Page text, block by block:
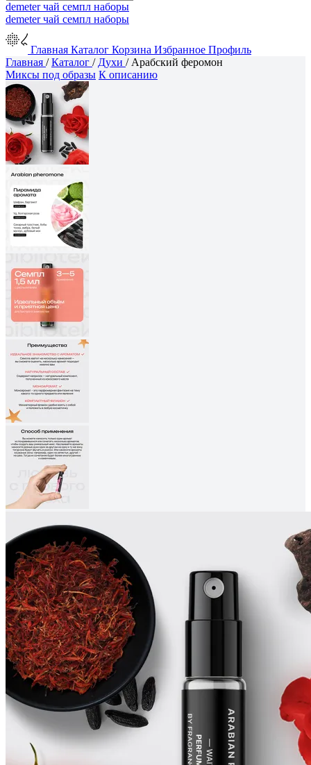
demeterчай семпл наборы
demeterчай семпл наборы
Главная Каталог Корзина Избранное Профиль
Главная /Каталог / Духи / Арабский феромон
Миксы под образы К описанию